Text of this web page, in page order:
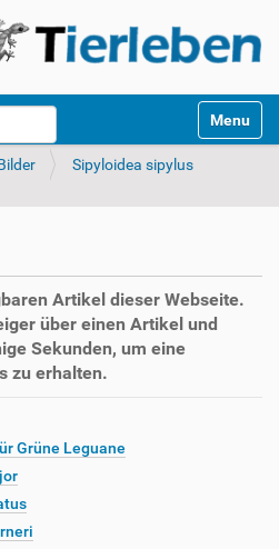
Toggle
Sipyloidea sipylus
Artikel dieser Webseite.
über einen Artikel und
Sekunden, um eine
zu erhalten.
Grüne Leguane